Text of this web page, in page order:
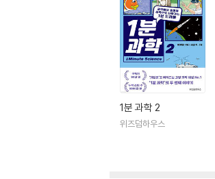
1분 과학 2
위즈덤하우스